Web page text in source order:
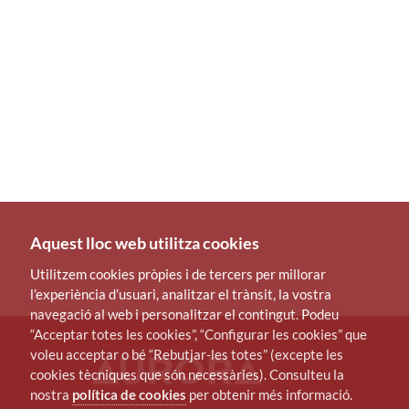
Aquest lloc web utilitza cookies
Utilitzem cookies pròpies i de tercers per millorar
l’experiència d’usuari, analitzar el trànsit, la vostra
navegació al web i personalitzar el contingut. Podeu
“Acceptar totes les cookies”, “Configurar les cookies” que
voleu acceptar o bé “Rebutjar-les totes” (excepte les
cookies tècniques que són necessàries). Consulteu la
nostra política de cookies per obtenir més informació.